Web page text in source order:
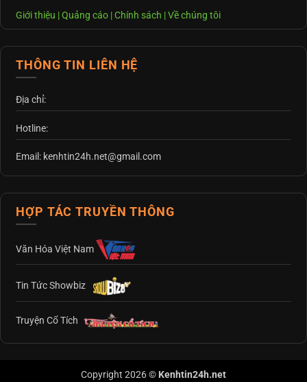
Giới thiệu |Quảng cáo |Chính sách |Về chúng tôi
THÔNG TIN LIÊN HỆ
Địa chỉ:
Hotline:
Email: kenhtin24h.net@gmail.com
HỢP TÁC TRUYỀN THÔNG
Văn Hóa Việt Nam
Tin Tức Showbiz
Truyện Cổ Tích
Copyright 2026 © Kenhtin24h.net